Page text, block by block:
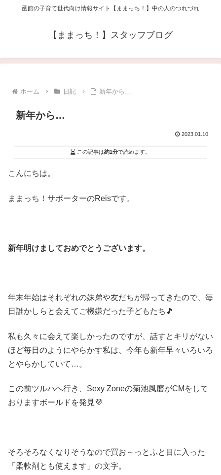
函館の子育て世代向け情報サイト【ままっち！】中の人のつれづれ
【ままっち！】スタッフブログ
ホーム 日記 新年から…
新年から…
2023.01.10
この記事は約1分で読めます。
こんにちは。
ままっち！サポーターのReisです。
新年明けましておめでとうございます。
年末年始はそれぞれの妹弟や友だちが帰ってきたので、毎
日誰かしらと会えてご機嫌だった子どもたち🎵
私も久々に会えて楽しかったのですが、話すとキリがない
ほど毎日のようにやらかす私は、今年も新年早々いろいろ
とやらかしていて…。
この前ツルハへ行き、Sexy Zoneの菊池風磨がCMをして
おりますボールドを発見💜
そろそろなくなりそうなので買お～っとふと目に入った
「柔軟剤とも使えます」の文字。